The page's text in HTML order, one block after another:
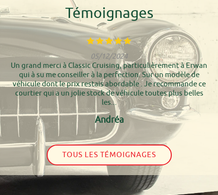
Témoignages
05/12/2024
Un grand merci à Classic Cruising, particulièrement à Erwan
qui à su me conseiller à la perfection. Sur un modèle de
véhicule dont le prix restais abordable . Je recommande ce
courtier qui a un jolie stock de véhicule toutes plus belles
les...
Andréa
TOUS LES TÉMOIGNAGES